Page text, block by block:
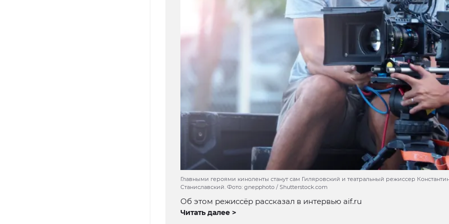
Главными героями киноленты станут сам Гиляровский и театральный режиссер
Станиславский. Фото: gnepphoto / Shutterstock.com
Об этом режиссёр рассказал в интервью aif.ru
Читать далее >